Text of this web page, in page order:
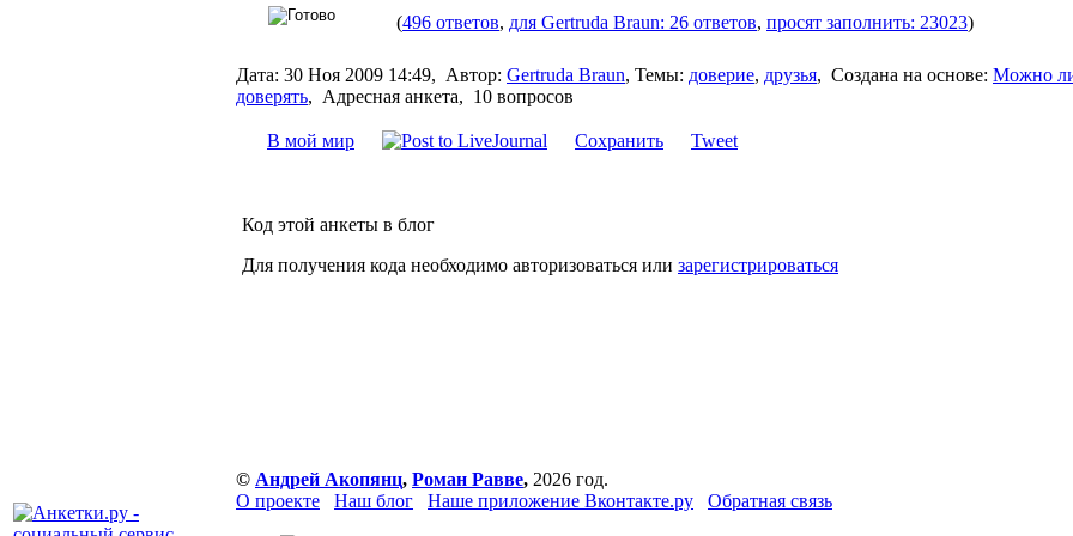
(496 ответов, для Gertruda Braun: 26 ответов, просят заполнить: 23023)
Дата: 30 Ноя 2009 14:49, Автор: Gertruda Braun, Темы: доверие, друзья, Создана на основе: Можно
доверять, Адресная анкета, 10 вопросов
В мой мир Сохранить Tweet
Код этой анкеты в блог
Для получения кода необходимо авторизоваться или зарегистрироваться
© Андрей Акопянц, Роман Равве, 2026 год.
О проекте
Наш блог Наше приложение Вконтакте.ру Обратная связь